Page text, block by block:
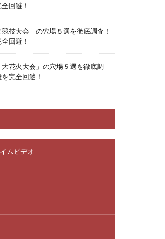
回避！
競技大会」の穴場５選を徹底調査！
回避！
大花火大会」の穴場５選を徹底調
完全回避！
ムビデオ